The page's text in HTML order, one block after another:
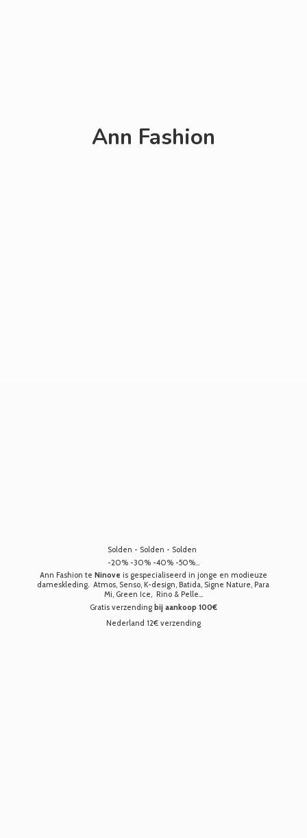
Ann Fashion
Solden - Solden - Solden
-20% -30% -40% -50%...
Ann Fashion te Ninove is gespecialiseerd in jonge en modieuze
dameskleding. Atmos, Senso, K-design, Batida, Signe Nature, Para
Mi, Green Ice, Rino & Pelle...
Gratis verzending bij aankoop 100€
Nederland 12€ verzending